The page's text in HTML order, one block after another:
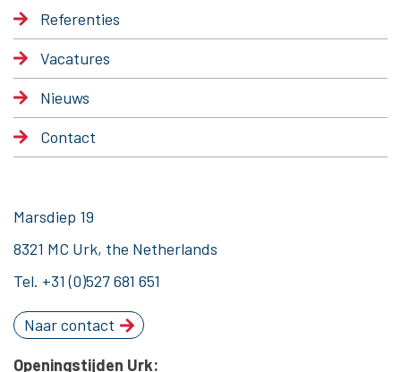
Referenties
Vacatures
Nieuws
Contact
Marsdiep 19
8321 MC Urk, the Netherlands
Tel. +31 (0)527 681 651
Naar contact
Openingstijden Urk: